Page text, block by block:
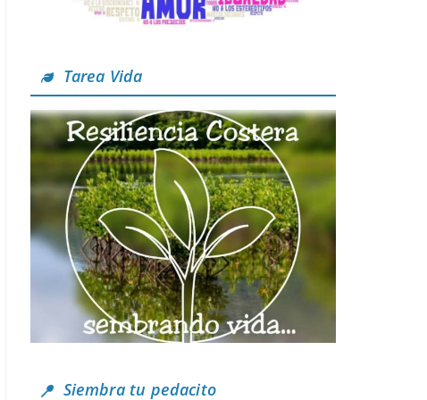
Tarea Vida
Siembra tu pedacito